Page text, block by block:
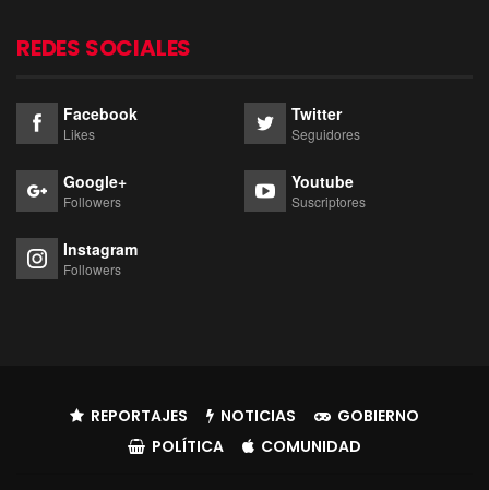
REDES SOCIALES
Facebook
Likes
Twitter
Seguidores
Google+
Followers
Youtube
Suscriptores
Instagram
Followers
REPORTAJES NOTICIAS
GOBIERNO
POLÍTICA
COMUNIDAD